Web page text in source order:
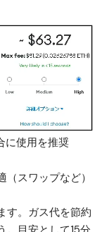
に使用を推奨
（スワップなど）
す。ガス代を節約